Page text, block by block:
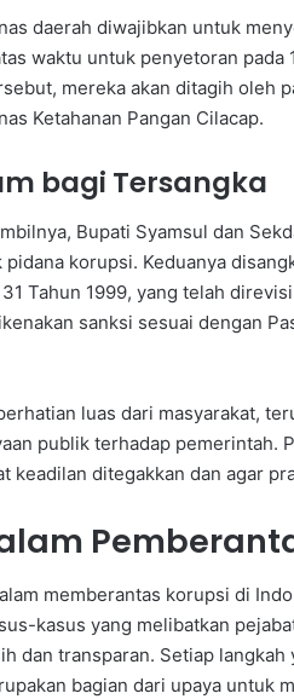
daerah diwajibkan untuk
waktu untuk penyetoran
mereka akan ditagih oleh
Ketahanan Pangan Cilacap.
bagi Tersangka
Bupati Syamsul dan
korupsi. Keduanya
Tahun 1999, yang telah
sanksi sesuai dengan
luas dari masyarakat,
publik terhadap pemerintah.
keadilan ditegakkan dan agar
memberantas korupsi di
kasus yang melibatkan
dan transparan. Setiap
bagian dari upaya untuk